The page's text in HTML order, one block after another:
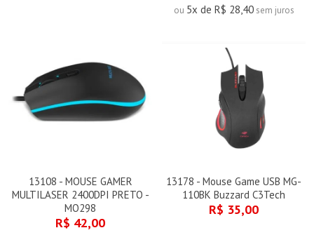
ou 5x de R$ 28,40sem juros
13108 - MOUSE GAMER
MULTILASER 2400DPI PRETO -
MO298
R$ 42,00
13178 - Mouse Game USB MG-
110BK Buzzard C3Tech
R$ 35,00